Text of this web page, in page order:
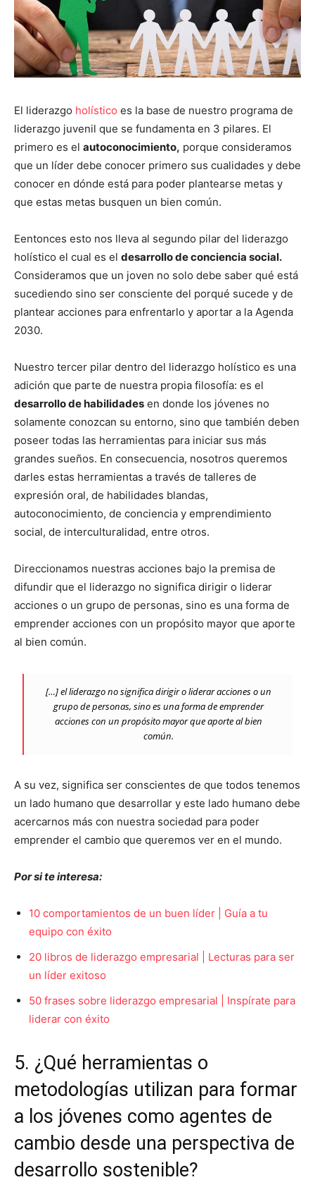
El liderazgo holístico es la base de nuestro programa de
liderazgo juvenil que se fundamenta en 3 pilares. El
primero es el autoconocimiento, porque consideramos
que un líder debe conocer primero sus cualidades y debe
conocer en dónde está para poder plantearse metas y
que estas metas busquen un bien común.
Eentonces esto nos lleva al segundo pilar del liderazgo
holístico el cual es el desarrollo de conciencia social.
Consideramos que un joven no solo debe saber qué está
sucediendo sino ser consciente del porqué sucede y de
plantear acciones para enfrentarlo y aportar a la Agenda
2030.
Nuestro tercer pilar dentro del liderazgo holístico es una
adición que parte de nuestra propia filosofía: es el
desarrollo de habilidades en donde los jóvenes no
solamente conozcan su entorno, sino que también deben
poseer todas las herramientas para iniciar sus más
grandes sueños. En consecuencia, nosotros queremos
darles estas herramientas a través de talleres de
expresión oral, de habilidades blandas,
autoconocimiento, de conciencia y emprendimiento
social, de interculturalidad, entre otros.
Direccionamos nuestras acciones bajo la premisa de
difundir que el liderazgo no significa dirigir o liderar
acciones o un grupo de personas, sino es una forma de
emprender acciones con un propósito mayor que aporte
al bien común.
[…] el liderazgo no significa dirigir o liderar acciones o un
grupo de personas, sino es una forma de emprender
acciones con un propósito mayor que aporte al bien
común.
A su vez, significa ser conscientes de que todos tenemos
un lado humano que desarrollar y este lado humano debe
acercarnos más con nuestra sociedad para poder
emprender el cambio que queremos ver en el mundo.
Por si te interesa:
10 comportamientos de un buen líder | Guía a tu
equipo con éxito
20 libros de liderazgo empresarial | Lecturas para ser
un líder exitoso
50 frases sobre liderazgo empresarial | Inspírate para
liderar con éxito
5. ¿Qué herramientas o
metodologías utilizan para formar
a los jóvenes como agentes de
cambio desde una perspectiva de
desarrollo sostenible?